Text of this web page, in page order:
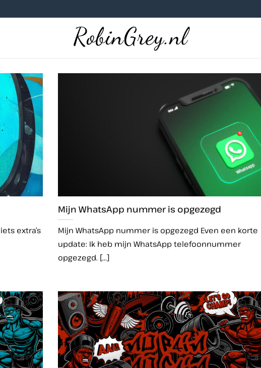
extra’s
Mijn WhatsApp nummer is opgezegd
Mijn WhatsApp nummer is opgezegd Even een korte
update: Ik heb mijn WhatsApp telefoonnummer
opgezegd. [...]